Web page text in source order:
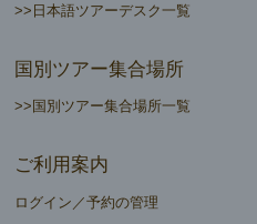
>>日本語ツアーデスク一覧
国別ツアー集合場所
>>国別ツアー集合場所一覧
ご利用案内
ログイン／予約の管理